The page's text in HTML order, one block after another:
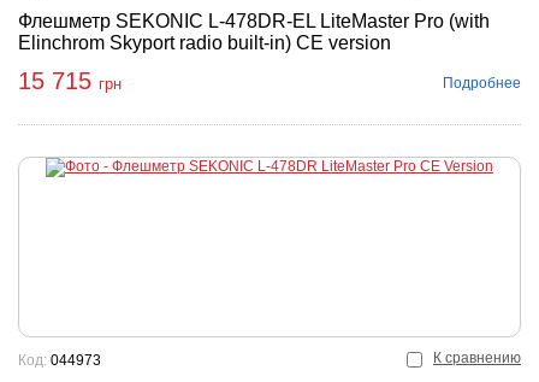
Флешметр SEKONIC L-478DR-EL LiteMaster Pro (with
Elinchrom Skyport radio built-in) CE version
15 715 грн Подробнее
К сравнению
Код: 044973